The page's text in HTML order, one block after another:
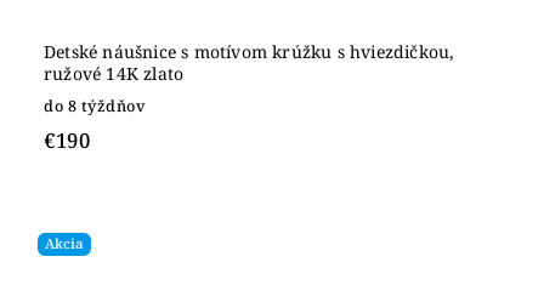
Detské náušnice s motívom krúžku s hviezdičkou,
ružové 14K zlato
do 8 týždňov
€190
Akcia